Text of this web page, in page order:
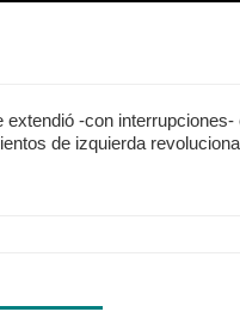
-con
de izquierda